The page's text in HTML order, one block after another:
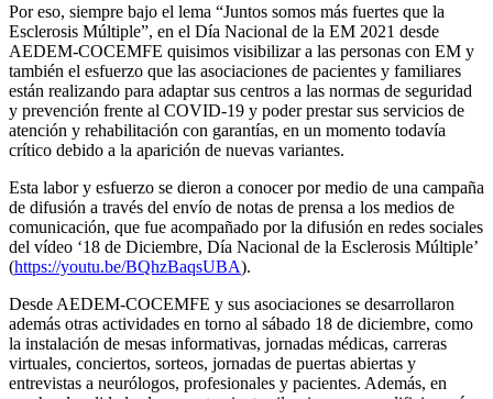
Por eso, siempre bajo el lema “Juntos somos más fuertes que la
Esclerosis Múltiple”, en el Día Nacional de la EM 2021 desde
AEDEM-COCEMFE quisimos visibilizar a las personas con EM y
también el esfuerzo que las asociaciones de pacientes y familiares
están realizando para adaptar sus centros a las normas de seguridad
y prevención frente al COVID-19 y poder prestar sus servicios de
atención y rehabilitación con garantías, en un momento todavía
crítico debido a la aparición de nuevas variantes.
Esta labor y esfuerzo se dieron a conocer por medio de una campaña
de difusión a través del envío de notas de prensa a los medios de
comunicación, que fue acompañado por la difusión en redes sociales
del vídeo ‘18 de Diciembre, Día Nacional de la Esclerosis Múltiple’
(https://youtu.be/BQhzBaqsUBA).
Desde AEDEM-COCEMFE y sus asociaciones se desarrollaron
además otras actividades en torno al sábado 18 de diciembre, como
la instalación de mesas informativas, jornadas médicas, carreras
virtuales, conciertos, sorteos, jornadas de puertas abiertas y
entrevistas a neurólogos, profesionales y pacientes. Además, en